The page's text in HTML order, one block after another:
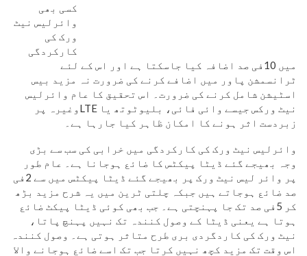
کسی بھی
وائرلیس نیٹ
ورک کی
کارکردگی
میں 10فی صد اضافہ کیا جاسکتا ہے اور اس کے لئے
ٹرانسمشن پاور میں اضافے کرنے کی ضرورت نہ مزید بیس
اسٹیشن شامل کرنے کی ضرورت۔ اس تحقیق کا عام وائرلیس
نیٹ ورکس جیسے وائی فائی، بلیوٹوتھ یا LTEوغیرہ پر
زبردست اثر ہونے کا امکان ظاہر کیا جارہا ہے۔
وائرلیس نیٹ ورک کی کارکردگی میں خرابی کی سب سے بڑی
وجہ بھیجے گئے ڈیٹا پیکٹس کا ضائع ہوجانا ہے۔ عام طور
پر وائر لیس نیٹ ورک پر بھیجے گئے ڈیٹا پیکٹس میں سے 2فی
صد ضائع ہوجاتے ہیں جبکہ چلتی ٹرین میں یہ شرح مزید بڑھ
کر 5فی صد تک جا پہنچتی ہے۔ جب بھی کوئی ڈیٹا پیکٹ ضائع
ہوتا ہے یعنی ڈیٹا کے وصول کنندہ تک نہیں پہنچ پاتا،
نیٹ ورک کی کاردگردی بری طرح متاثر ہوتی ہے۔ وصول کنندہ
اس وقت تک مزید کچھ نہیں کرتا جب تک اسے ضائع ہوجانے والا